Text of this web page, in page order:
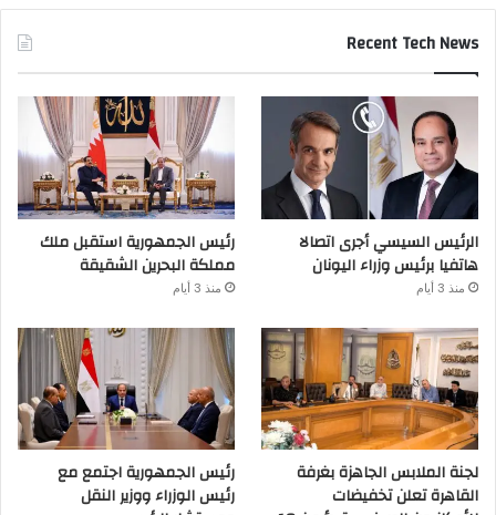
Recent Tech News
الرئيس السيسي أجرى اتصالا
هاتفيا برئيس وزراء اليونان
منذ 3 أيام
رئيس الجمهورية استقبل ملك
مملكة البحرين الشقيقة
منذ 3 أيام
لجنة الملابس الجاهزة بغرفة
القاهرة تعلن تخفيضات
رئيس الجمهورية اجتمع مع
رئيس الوزراء ووزير النقل